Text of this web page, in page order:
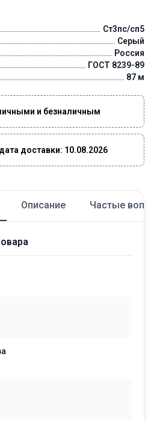
Ст3пс/сп5
Серый
Россия
ГОСТ 8239-89
87 м
и безналичным
доставки: 10.08.2026
Описание Частые